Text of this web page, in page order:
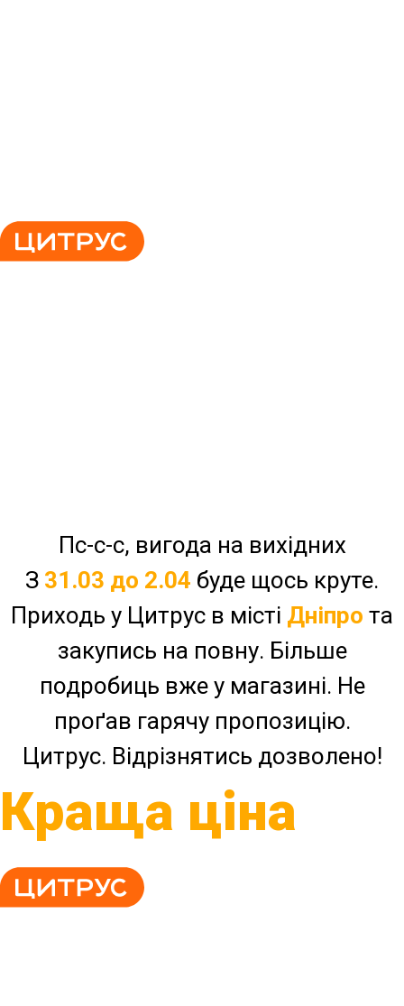
Пс-с-с, вигода на вихідних
З 31.03 до 2.04 буде щось круте.
Приходь у Цитрус в місті Дніпро та
закупись на повну. Більше
подробиць вже у магазині. Не
проґав гарячу пропозицію.
Цитрус. Відрізнятись дозволено!
Краща ціна